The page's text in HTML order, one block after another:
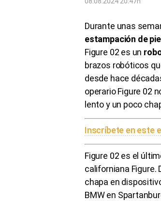
Durante unas
estampación de
Figure 02 es un
brazos robóticos
desde hace
operario Figure 02
lento y un poco
Inscríbete en este
Figure 02 es el
californiana Figure.
chapa en
BMW en